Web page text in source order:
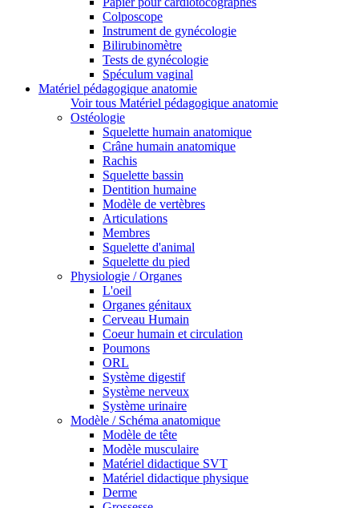
Colposcope
Instrument de gynécologie
Bilirubinomètre
Tests de gynécologie
Spéculum vaginal
Matériel pédagogique anatomie
Voir tous Matériel pédagogique anatomie
Ostéologie
Squelette humain anatomique
Crâne humain anatomique
Rachis
Squelette bassin
Dentition humaine
Modèle de vertèbres
Articulations
Membres
Squelette d'animal
Squelette du pied
Physiologie / Organes
L'oeil
Organes génitaux
Cerveau Humain
Coeur humain et circulation
Poumons
ORL
Système digestif
Système nerveux
Système urinaire
Modèle / Schéma anatomique
Modèle de tête
Modèle musculaire
Matériel didactique SVT
Matériel didactique physique
Derme